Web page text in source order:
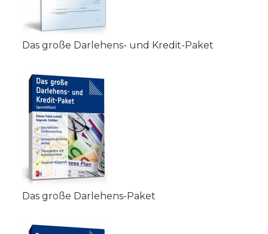
Das große Darlehens- und Kredit-Paket
Das große Darlehens-Paket